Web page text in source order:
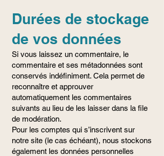
Durées de stockage
de vos données
Si vous laissez un commentaire, le
commentaire et ses métadonnées sont
conservés indéfiniment. Cela permet de
reconnaître et approuver
automatiquement les commentaires
suivants au lieu de les laisser dans la file
de modération.
Pour les comptes qui s’inscrivent sur
notre site (le cas échéant), nous stockons
également les données personnelles